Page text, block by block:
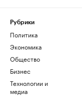
Рубрики
Политика
Экономика
Общество
Бизнес
Технологии и
медиа